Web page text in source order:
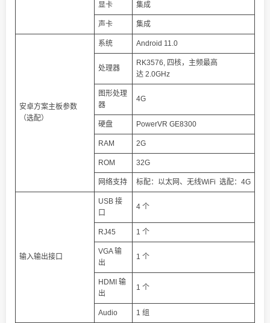
显卡 集成
声卡 集成
安卓方案主板参数
（选配）
系统 Android 11.0
处理器
RK3576, 四核，主频最高
达 2.0GHz
图形处理
器
4G
硬盘 PowerVR GE8300
RAM 2G
ROM 32G
网络支持 标配：以太网、无线WiFi 选配：4G
输入输出接口
USB 接
口
4 个
RJ45 1 个
VGA 输
出
1 个
HDMI 输
出
1 个
Audio 1 组